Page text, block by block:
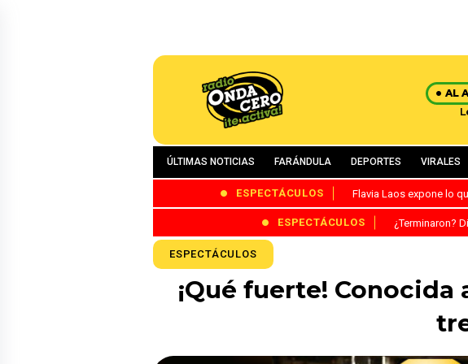
AL
ÚLTIMAS NOTICIAS FARÁNDULA DEPORTES VIRALES
ESPECTÁCULOS Flavia Laos expone lo
ESPECTÁCULOS ¿Terminaron?
ESPECTÁCULOS
¡Qué fuerte!